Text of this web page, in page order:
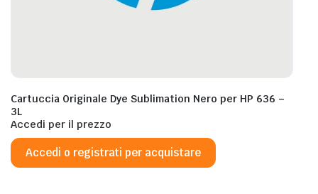
Cartuccia Originale Dye Sublimation Nero per HP 636 –
3L
Accedi per il prezzo
Accedi o registrati per acquistare